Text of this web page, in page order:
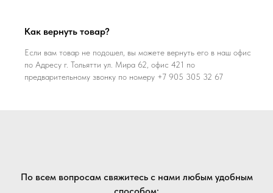
Как вернуть товар?
Если вам товар не подошел, вы можете вернуть его в наш офис
по Адресу г. Тольятти ул. Мира 62, офис 421 по
предварительному звонку по номеру +7 905 305 32 67
По всем вопросам свяжитесь с нами любым удобным